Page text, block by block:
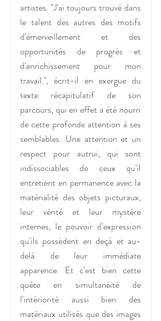
artistes. "J'ai toujours trouvé dans
le talent des autres des motifs
d'émerveillement et des
opportunités de progrès et
d'enrichissement pour mon
travail.", écrit-il en exergue du
texte récapitulatif de son
parcours, qui en effet a été nourri
de cette profonde attention à ses
semblables. Une attention et un
respect pour autrui, qui sont
indissociables de ceux qu'il
entretient en permanence avec la
matérialité des objets picturaux,
leur vérité et leur mystère
internes, le pouvoir d'expression
qu'ils possèdent en deçà et au-
delà de leur immédiate
apparence. Et c'est bien cette
quête en simultanéité de
l'intériorité aussi bien des
matériaux utilisés que des images